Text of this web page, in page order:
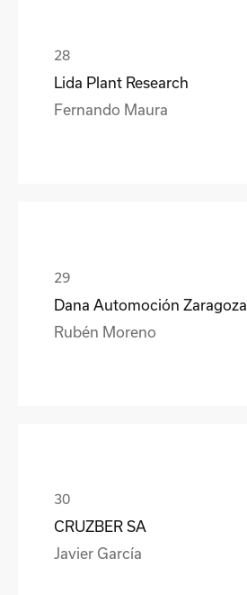
Lida Plant Research
Fernando Maura
Dana Automoción Zaragoza
Rubén Moreno
CRUZBER SA
Javier García